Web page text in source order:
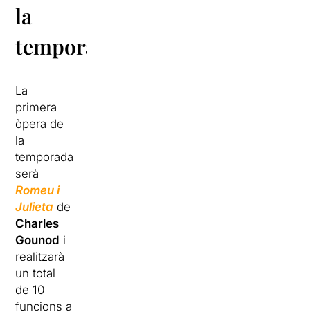
la
temporada
La
primera
òpera de
la
temporada
serà
Romeu i
Julieta de
Charles
Gounod i
realitzarà
un total
de 10
funcions a